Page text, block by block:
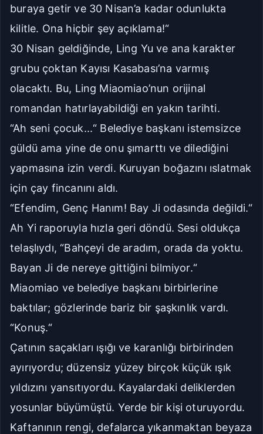
buraya getir ve 30 Nisan’a kadar odunlukta
kilitle. Ona hiçbir şey açıklama!“
30 Nisan geldiğinde, Ling Yu ve ana karakter
grubu çoktan Kayısı Kasabası’na varmış
olacaktı. Bu, Ling Miaomiao’nun orijinal
romandan hatırlayabildiği en yakın tarihti.
“Ah seni çocuk...“ Belediye başkanı istemsizce
güldü ama yine de onu şımarttı ve dilediğini
yapmasına izin verdi. Kuruyan boğazını ıslatmak
için çay fincanını aldı.
“Efendim, Genç Hanım! Bay Ji odasında değildi.“
Ah Yi raporuyla hızla geri döndü. Sesi oldukça
telaşlıydı, “Bahçeyi de aradım, orada da yoktu.
Bayan Ji de nereye gittiğini bilmiyor.“
Miaomiao ve belediye başkanı birbirlerine
baktılar; gözlerinde bariz bir şaşkınlık vardı.
“Konuş.“
Çatının saçakları ışığı ve karanlığı birbirinden
ayırıyordu; düzensiz yüzey birçok küçük ışık
yıldızını yansıtıyordu. Kayalardaki deliklerden
yosunlar büyümüştü. Yerde bir kişi oturuyordu.
Kaftanının rengi, defalarca yıkanmaktan beyaza